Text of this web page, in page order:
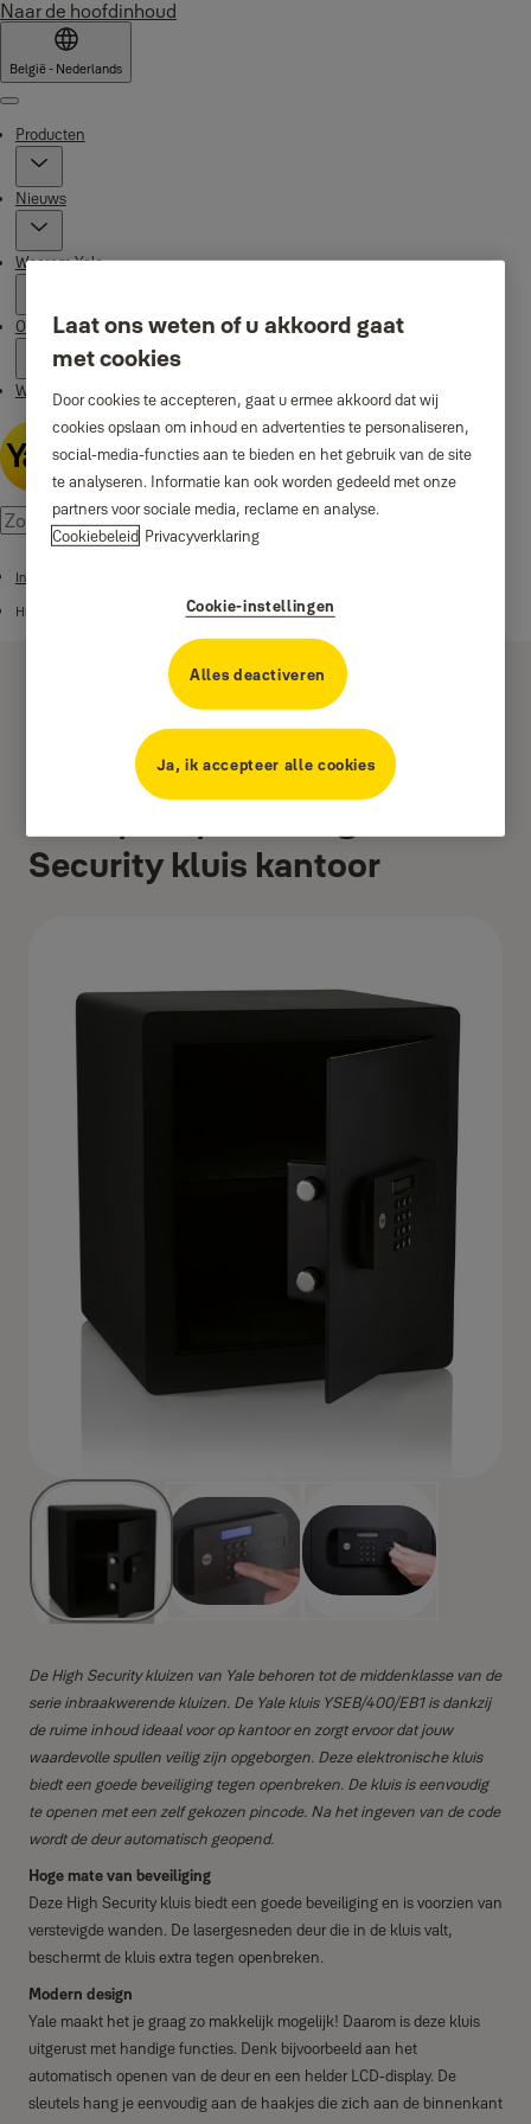
Naar de hoofdinhoud
België - Nederlands
Menu
Producten
Nieuws
Waarom Yale
Ondersteuning
Waar te koop
Inbraakwerende kluizen
High Security kluizen
Security kluis kantoor
De High Security kluizen van Yale behoren tot de middenklasse van de
serie inbraakwerende kluizen. De Yale kluis YSEB/400/EB1 is dankzij
de ruime inhoud ideaal voor op kantoor en zorgt ervoor dat jouw
waardevolle spullen veilig zijn opgeborgen. Deze elektronische kluis
biedt een goede beveiliging tegen openbreken. De kluis is eenvoudig
te openen met een zelf gekozen pincode. Na het ingeven van de code
wordt de deur automatisch geopend.
Hoge mate van beveiliging
Deze High Security kluis biedt een goede beveiliging en is voorzien van
verstevigde wanden. De lasergesneden deur die in de kluis valt,
beschermt de kluis extra tegen openbreken.
Modern design
Yale maakt het je graag zo makkelijk mogelijk! Daarom is deze kluis
uitgerust met handige functies. Denk bijvoorbeeld aan het
automatisch openen van de deur en een helder LCD-display. De
sleutels hang je eenvoudig aan de haakjes die zich aan de binnenkant
Laat ons weten of u akkoord gaat
met cookies
Door cookies te accepteren, gaat u ermee akkoord dat wij
cookies opslaan om inhoud en advertenties te personaliseren,
social-media-functies aan te bieden en het gebruik van de site
te analyseren. Informatie kan ook worden gedeeld met onze
partners voor sociale media, reclame en analyse.
Cookiebeleid Privacyverklaring
Cookie-instellingen
Alles deactiveren
Ja, ik accepteer alle cookies